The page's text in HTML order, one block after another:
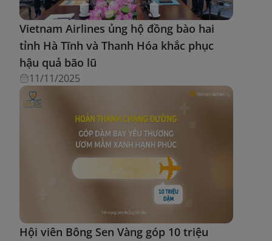
Vietnam Airlines ủng hộ đồng bào hai
tỉnh Hà Tĩnh và Thanh Hóa khắc phục
hậu quả bão lũ
11/11/2025
Hội viên Bông Sen Vàng góp 10 triệu